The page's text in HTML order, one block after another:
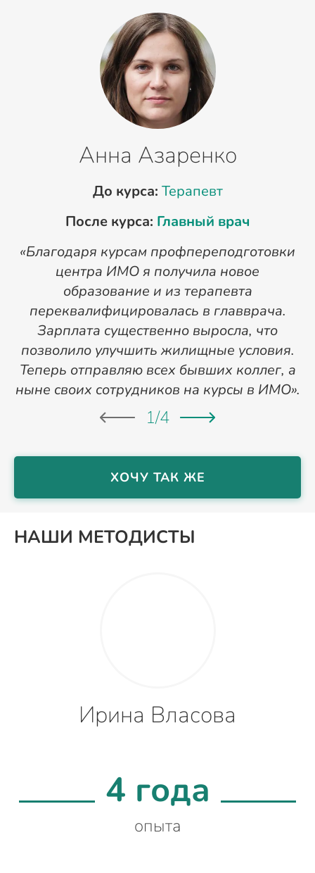
Анна Азаренко
До курса: Терапевт
После курса: Главный врач
«Благодаря курсам профпереподготовки
центра ИМО я получила новое
образование и из терапевта
переквалифицировалась в главврача.
Зарплата существенно выросла, что
позволило улучшить жилищные условия.
Теперь отправляю всех бывших коллег, а
ныне своих сотрудников на курсы в ИМО».
1/4
ХОЧУ ТАК ЖЕ
НАШИ МЕТОДИСТЫ
Ирина Власова
4 года
опыта